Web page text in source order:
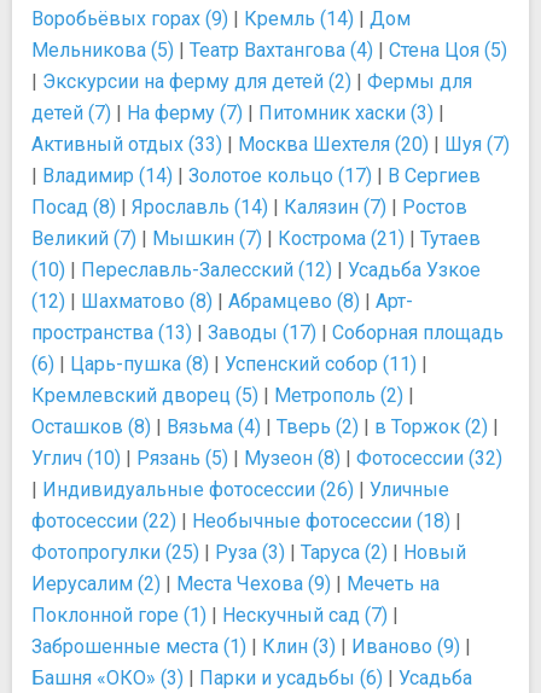
Воробьёвых горах (9) | Кремль (14) | Дом
Мельникова (5) | Театр Вахтангова (4) | Стена Цоя (5)
| Экскурсии на ферму для детей (2) | Фермы для
детей (7) | На ферму (7) | Питомник хаски (3) |
Активный отдых (33) | Москва Шехтеля (20) | Шуя (7)
| Владимир (14) | Золотое кольцо (17) | В Сергиев
Посад (8) | Ярославль (14) | Калязин (7) | Ростов
Великий (7) | Мышкин (7) | Кострома (21) | Тутаев
(10) | Переславль-Залесский (12) | Усадьба Узкое
(12) | Шахматово (8) | Абрамцево (8) | Арт-
пространства (13) | Заводы (17) | Соборная площадь
(6) | Царь-пушка (8) | Успенский собор (11) |
Кремлевский дворец (5) | Метрополь (2) |
Осташков (8) | Вязьма (4) | Тверь (2) | в Торжок (2) |
Углич (10) | Рязань (5) | Музеон (8) | Фотосессии (32)
| Индивидуальные фотосессии (26) | Уличные
фотосессии (22) | Необычные фотосессии (18) |
Фотопрогулки (25) | Руза (3) | Таруса (2) | Новый
Иерусалим (2) | Места Чехова (9) | Мечеть на
Поклонной горе (1) | Нескучный сад (7) |
Заброшенные места (1) | Клин (3) | Иваново (9) |
Башня «ОКО» (3) | Парки и усадьбы (6) | Усадьба